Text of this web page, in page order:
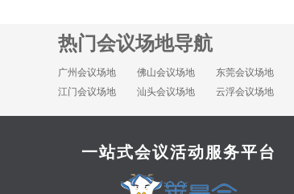
热门会议场地导航
广州会议场地 佛山会议场地 东莞会议场地
江门会议场地
汕头会议场地 云浮会议场地
一站式会议活动服务平台